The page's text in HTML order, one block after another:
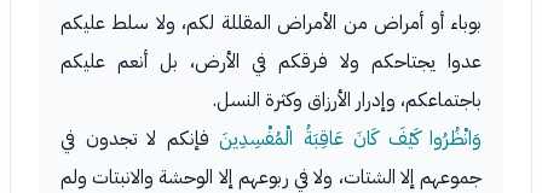
بوباء أو أمراض من الأمراض المقللة لكم، ولا سلط عليكم
عدوا يجتاحكم ولا فرقكم في الأرض، بل أنعم عليكم
باجتماعكم، وإدرار الأرزاق وكثرة النسل.
وَانْظُرُوا كَيْفَ كَانَ عَاقِبَةُ الْمُفْسِدِينَ فإنكم لا تجدون في
جموعهم إلا الشتات، ولا في ربوعهم إلا الوحشة والانبتات ولم